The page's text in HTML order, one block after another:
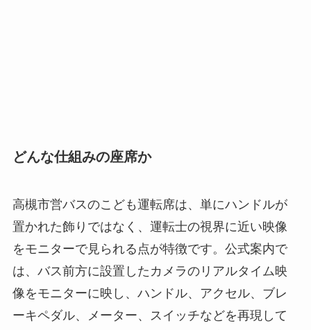
どんな仕組みの座席か
高槻市営バスのこども運転席は、単にハンドルが
置かれた飾りではなく、運転士の視界に近い映像
をモニターで見られる点が特徴です。公式案内で
は、バス前方に設置したカメラのリアルタイム映
像をモニターに映し、ハンドル、アクセル、ブレ
ーキペダル、メーター、スイッチなどを再現して